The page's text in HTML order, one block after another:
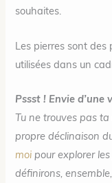
souhaites.
Les pierres sont
utilisées dans un
Pssst ! Envie d’une
Tu ne trouves pas
propre déclinaison
moi pour explorer
définirons,